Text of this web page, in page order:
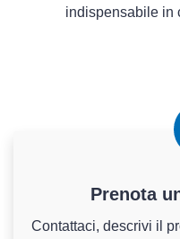
indispensabile in
Prenota
Contattaci, descrivi il